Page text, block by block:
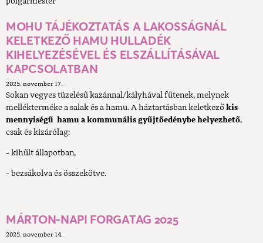
MOHU TÁJÉKOZTATÁS A LAKOSSÁGNÁL
KELETKEZŐ HAMU HULLADÉK
KIHELYEZÉSÉVEL ÉS ELSZÁLLÍTÁSÁVAL
KAPCSOLATBAN
2025. november 17.
Sokan vegyes tüzelésű kazánnal/kályhával fűtenek, melynek
mellékterméke a salak és a hamu. A háztartásban keletkező kis
mennyiségű hamu a kommunális gyűjtőedénybe helyezhető,
csak és kizárólag:
- kihűlt állapotban,
- bezsákolva és összekötve.
MÁRTON-NAPI FORGATAG 2025
2025. november 14.